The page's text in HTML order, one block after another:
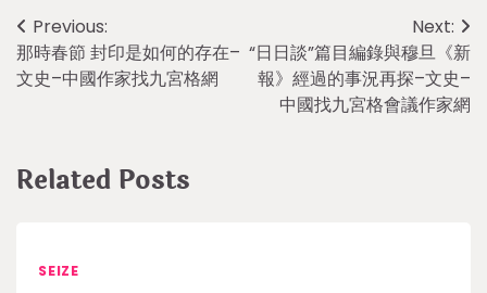
Post
navigation
Previous:
那時春節 封印是如何的存在–
文史–中國作家找九宮格網
Next:
“日日談”篇目編錄與穆旦《新
報》經過的事況再探–文史–
中國找九宮格會議作家網
Related Posts
SEIZE